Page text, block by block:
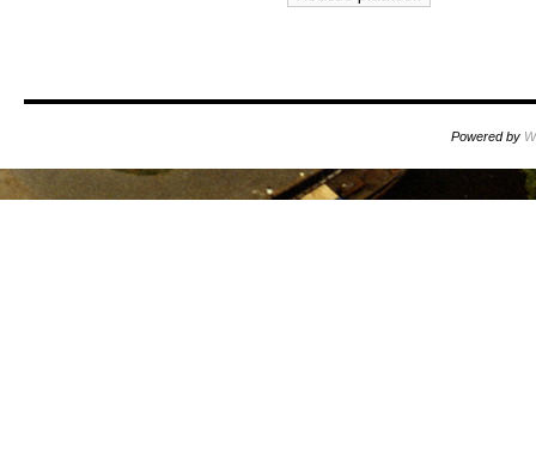
Powered by